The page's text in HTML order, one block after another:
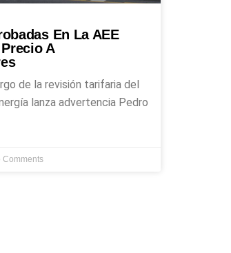
En La AEE
A
de la revisión tarifaria del
lanza advertencia Pedro
Comments